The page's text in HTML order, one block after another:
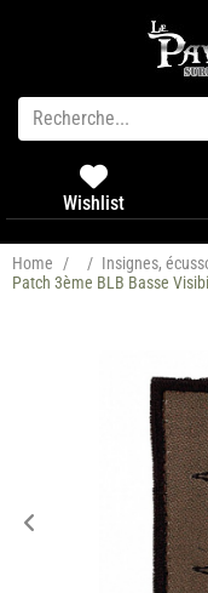
Wishlist
Home / / Insignes,
Patch 3ème BLB Basse